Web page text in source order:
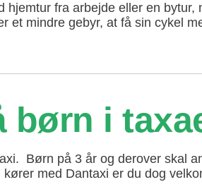
fra arbejde eller en bytur,
mindre gebyr, at få sin cykel
i
Børn på 3 år og derover skal
med Dantaxi er du dog